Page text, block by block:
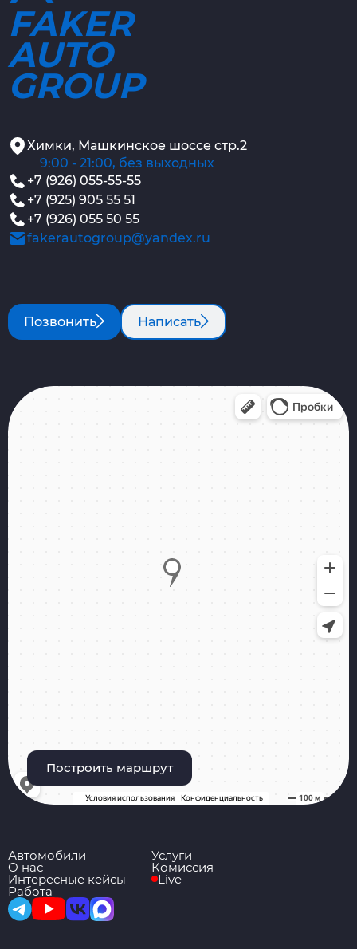
FAKER
AUTO
GROUP
Химки, Машкинское шоссе стр.2
9:00 - 21:00, без выходных
+7 (926) 055-55-55
+7 (925) 905 55 51
+7 (926) 055 50 55
fakerautogroup@yandex.ru
Позвонить Написать
Построить маршрут
Автомобили Услуги
О нас Комиссия
Интересные кейсы Live
Работа